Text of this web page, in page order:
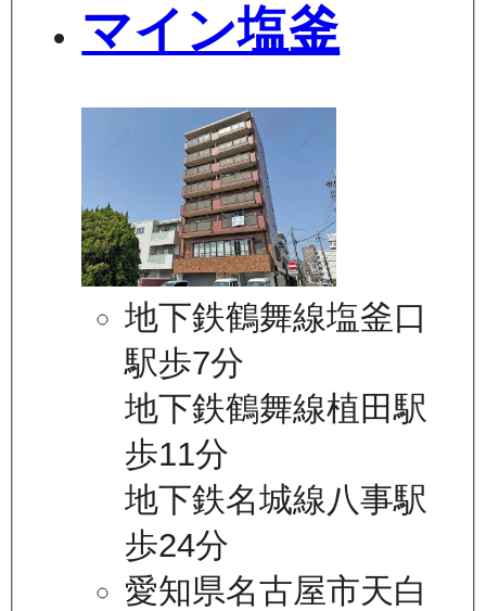
マイン塩釜
地下鉄鶴舞線塩釜口
駅歩7分
地下鉄鶴舞線植田駅
歩11分
地下鉄名城線八事駅
歩24分
愛知県名古屋市天白